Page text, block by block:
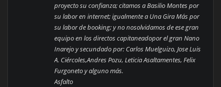
proyecto su confianza; citamos a Basilio Montes por
su labor en internet; igualmente a Una Gira Más por
su labor de booking; y no nosolvidamos de ese gran
equipo en los directos capitaneadopor el gran Nano
Inarejo y secundado por: Carlos Muelguizo, Jose Luis
A. Ciércoles,Andres Pozu, Leticia Asaltamentes, Felix
Furgoneto y alguno más.
Asfalto